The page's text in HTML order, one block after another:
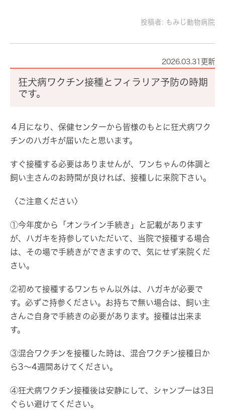
投稿者: もみじ動物病院
2026.03.31更新
狂犬病ワクチン接種とフィラリア予防の時期
です。
４月になり、保健センターから皆様のもとに狂犬病ワク
チンのハガキが届いたと思います。
すぐ接種する必要はありませんが、ワンちゃんの体調と
飼い主さんのお時間が良ければ、接種しに来院下さい。
〈ご注意ください〉
①今年度から「オンライン手続き」と記載があります
が、 ハガキを持参していただいて、当院で接種する場合
は、その場で手続きができますので、気にせず来院くだ
さい。
②初めて接種するワンちゃん以外は、 ハガキが必要で
す。必ずご持参ください。お持ちで無い場合は、飼い主
さんご自身で手続きの必要があります。接種は出来ま
す。
③混合ワクチンを接種した時は、混合ワクチン接種日か
ら3～4週間あけてください。
④狂犬病ワクチン接種後は安静にして、シャンプーは3日
ぐらい避けてください。